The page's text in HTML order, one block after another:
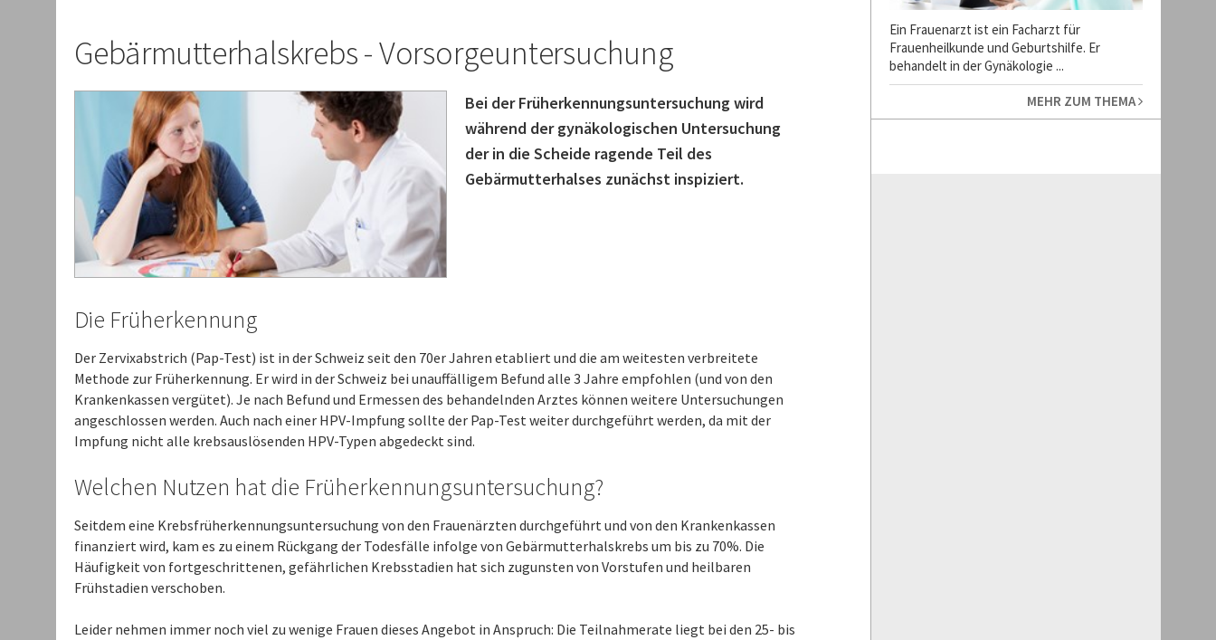
Gebärmutterhalskrebs - Vorsorgeuntersuchung
Bei der Früherkennungsuntersuchung wird
während der gynäkologischen Untersuchung
der in die Scheide ragende Teil des
Gebärmutterhalses zunächst inspiziert.
Die Früherkennung
Der Zervixabstrich (Pap-Test) ist in der Schweiz seit den 70er Jahren etabliert und die am weitesten verbreitete
Methode zur Früherkennung. Er wird in der Schweiz bei unauffälligem Befund alle 3 Jahre empfohlen (und von den
Krankenkassen vergütet). Je nach Befund und Ermessen des behandelnden Arztes können weitere Untersuchungen
angeschlossen werden. Auch nach einer HPV-Impfung sollte der Pap-Test weiter durchgeführt werden, da mit der
Impfung nicht alle krebsauslösenden HPV-Typen abgedeckt sind.
Welchen Nutzen hat die Früherkennungsuntersuchung?
Seitdem eine Krebsfrüherkennungsuntersuchung von den Frauenärzten durchgeführt und von den Krankenkassen
finanziert wird, kam es zu einem Rückgang der Todesfälle infolge von Gebärmutterhalskrebs um bis zu 70%. Die
Häufigkeit von fortgeschrittenen, gefährlichen Krebsstadien hat sich zugunsten von Vorstufen und heilbaren
Frühstadien verschoben.
Leider nehmen immer noch viel zu wenige Frauen dieses Angebot in Anspruch: Die Teilnahmerate liegt bei den 25- bis
Ein Frauenarzt ist ein Facharzt für
Frauenheilkunde und Geburtshilfe. Er
behandelt in der Gynäkologie ...
MEHR ZUM THEMA